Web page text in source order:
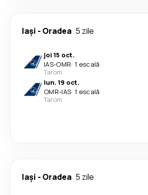
Iași - Oradea 5 zile
joi 15 oct.
IAS-OMR· 1 escală
Tarom
lun. 19 oct.
OMR-IAS· 1 escală
Tarom
Iași - Oradea 5 zile